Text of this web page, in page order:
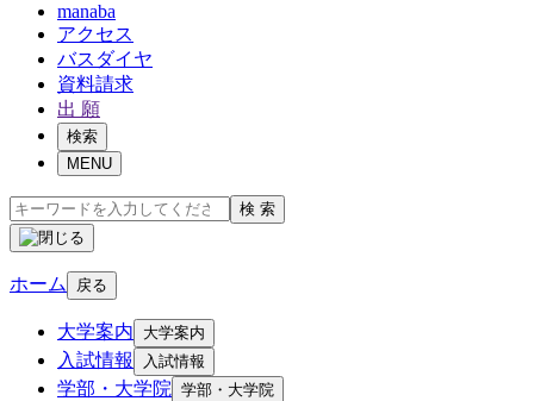
manaba
アクセス
バスダイヤ
資料請求
出 願
検索
MENU
検 索
ホーム 戻る
大学案内 大学案内
入試情報 入試情報
学部・大学院 学部・大学院